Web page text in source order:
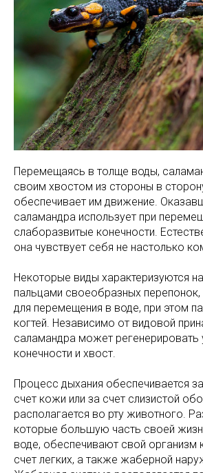
Перемещаясь в толще воды,
своим хвостом из стороны в
обеспечивает им движение.
саламандра использует при
слаборазвитые конечности.
она чувствует себя не настолько
Некоторые виды характеризуются
пальцами своеобразных
для перемещения в воде, при этом
когтей. Независимо от видовой
саламандра может регенерировать
конечности и хвост.
Процесс дыхания обеспечивается
счет кожи или за счет слизистой
располагается во рту животного.
которые большую часть своей
воде, обеспечивают свой организм
счет легких, а также жаберной